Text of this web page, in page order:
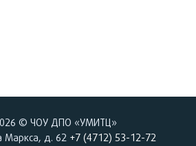
© ЧОУ ДПО «УМИТЦ»
Маркса, д. 62 +7 (4712) 53-12-72